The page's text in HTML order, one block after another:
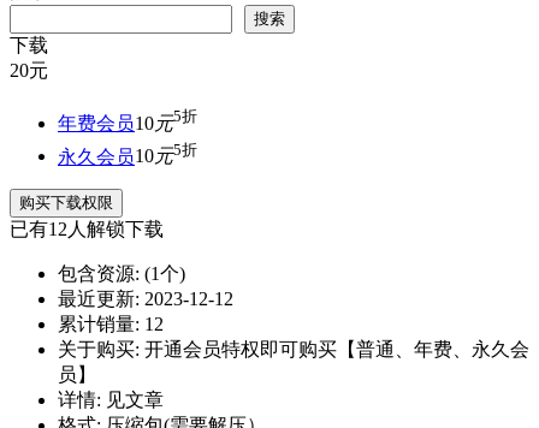
搜索
下载
20元
年费会员10元5折
永久会员10元5折
购买下载权限
已有12人解锁下载
包含资源: (1个)
最近更新: 2023-12-12
累计销量: 12
关于购买: 开通会员特权即可购买【普通、年费、永久会
员】
详情: 见文章